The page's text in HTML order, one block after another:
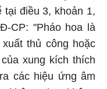
điều 3, khoản 1,
CP: "Pháo hoa là
thủ công hoặc
xung kích thích
các hiệu ứng âm